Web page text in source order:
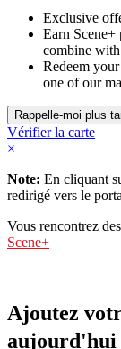
Exclusive
Earn Scene+
combine with
Redeem
one of our
Vérifier la carte
×
Note: En cliquant
redirigé vers le
Vous rencontrez
Scene+
Ajoutez
aujourd'hui